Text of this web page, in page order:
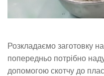
Розкладаємо заготовку
попередньо потрібно
допомогою скотчу до